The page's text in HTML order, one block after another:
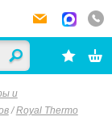
и
/Royal Thermo